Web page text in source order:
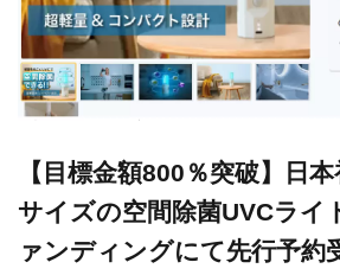
【目標金額800％突破】日
サイズの空間除菌UVCライ
ァンディングにて先行予約